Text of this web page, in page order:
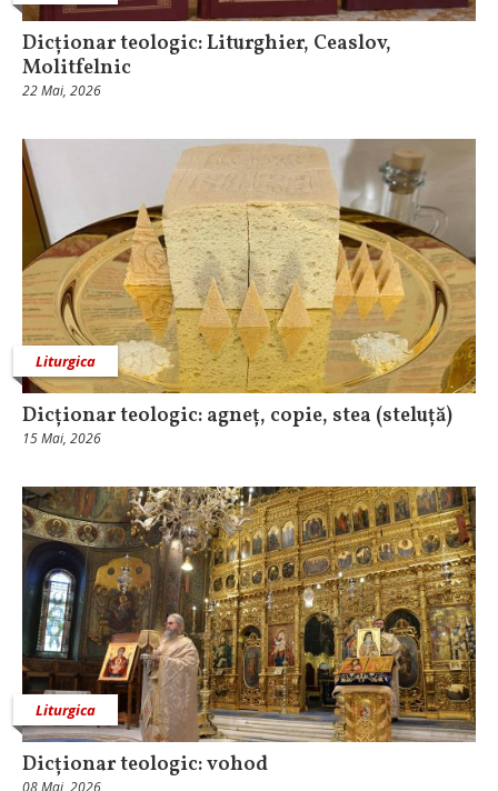
Dicționar teologic: Liturghier, Ceaslov,
Molitfelnic
22 Mai, 2026
Liturgica
Dicționar teologic: agneț, copie, stea (steluță)
15 Mai, 2026
Liturgica
Dicționar teologic: vohod
08 Mai, 2026